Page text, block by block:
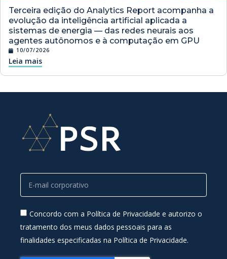
Terceira edição do Analytics Report acompanha a
evolução da inteligência artificial aplicada a
sistemas de energia — das redes neurais aos
agentes autônomos e à computação em GPU
10/07/2026
Leia mais
Concordo com a Política de Privacidade e autorizo o
tratamento dos meus dados pessoais para as
finalidades especificadas na Política de Privacidade.